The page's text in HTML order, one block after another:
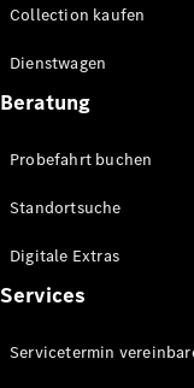
Air
Collection kaufen
Dienstwagen
Beratung
Probefahrt buchen
Standortsuche
Digitale Extras
Services
Servicetermin